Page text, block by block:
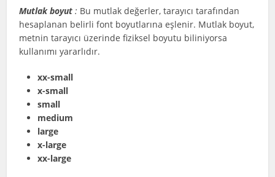
Mutlak boyut : Bu mutlak değerler, tarayıcı tarafından
hesaplanan belirli font boyutlarına eşlenir. Mutlak boyut,
metnin tarayıcı üzerinde fiziksel boyutu biliniyorsa
kullanımı yararlıdır.
xx-small
x-small
small
medium
large
x-large
xx-large